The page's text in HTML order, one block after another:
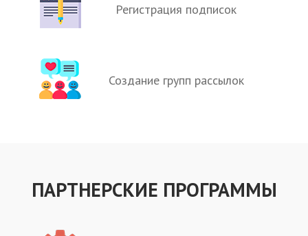
Регистрация подписок
Создание групп рассылок
ПАРТНЕРСКИЕ ПРОГРАММЫ